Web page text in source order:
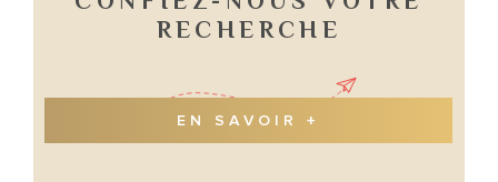
RECHERCHE
EN SAVOIR +